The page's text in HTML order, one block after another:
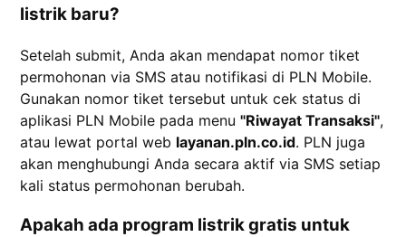
listrik baru?
Setelah submit, Anda akan mendapat nomor tiket
permohonan via SMS atau notifikasi di PLN Mobile.
Gunakan nomor tiket tersebut untuk cek status di
aplikasi PLN Mobile pada menu "Riwayat Transaksi",
atau lewat portal web layanan.pln.co.id. PLN juga
akan menghubungi Anda secara aktif via SMS setiap
kali status permohonan berubah.
Apakah ada program listrik gratis untuk